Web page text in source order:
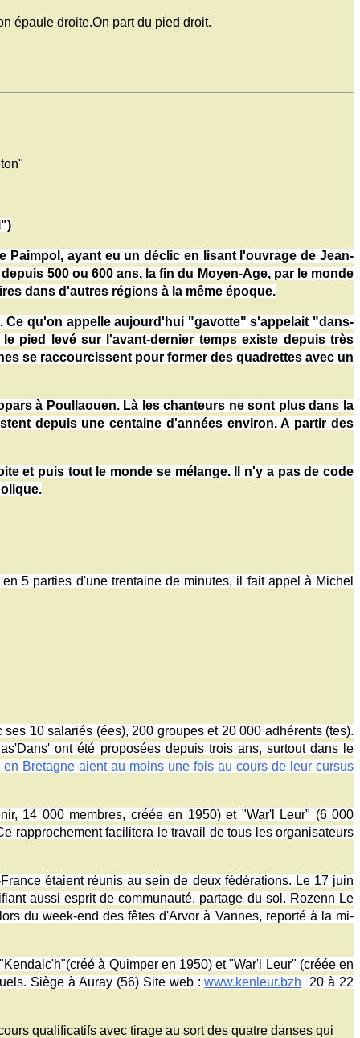
épaule droite.On part du pied droit.
Paimpol, ayant eu un déclic en lisant l'ouvrage de Jean-
500 ou 600 ans, la fin du Moyen-Age, par le monde
dans d'autres régions à la même époque.
qu'on appelle aujourd'hui "gavotte" s'appelait "dans-
pied levé sur l'avant-dernier temps existe depuis très
se raccourcissent pour former des quadrettes avec un
à Poullaouen. Là les chanteurs ne sont plus dans la
depuis une centaine d'années environ. A partir des
et puis tout le monde se mélange. Il n'y a pas de code
5 parties d'une trentaine de minutes, il fait appel à Michel
10 salariés (ées), 200 groupes et 20 000 adhérents (tes).
ont été proposées depuis trois ans, surtout dans le
Bretagne aient au moins une fois au cours de leur cursus
14 000 membres, créée en 1950) et "War'l Leur" (6 000
rapprochement facilitera le travail de tous les organisateurs
étaient réunis au sein de deux fédérations. Le 17 juin
aussi esprit de communauté, partage du sol. Rozenn Le
du week-end des fêtes d'Arvor à Vannes, reporté à la mi-
à Quimper en 1950) et "War'l Leur" (créée en
Siège à Auray (56) Site web :www.kenleur.bzh 20 à 22
qualificatifs avec tirage au sort des quatre danses qui